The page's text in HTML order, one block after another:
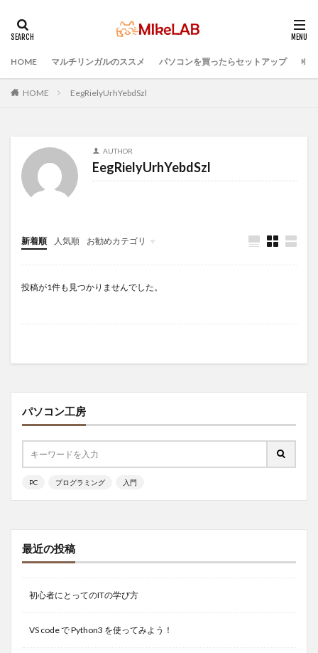
HOME マルチリンガルのススメ パソコンを買ったらセットアップ プ
HOME EegRielyUrhYebdSzl
AUTHOR
EegRielyUrhYebdSzl
新着順 人気順 お勧めカテゴリ
Infomation
投稿が1件も見つかりませんでした。
パソコン工房
PC プログラミング 入門
最近の投稿
初心者にとってのITの学び方
VS code で Python3 を使ってみよう！
タグ
どれがいい 選ぶ
PC準備
プログラミング準備
セキュリティ対策ソフト